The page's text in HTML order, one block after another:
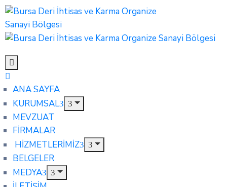
ANA SAYFA
KURUMSAL
MEVZUAT
FİRMALAR
HİZMETLERİMİZ
BELGELER
MEDYA